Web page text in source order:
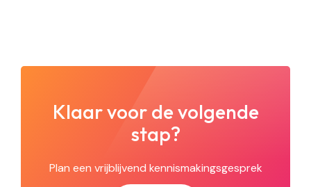
Klaar voor de volgende
stap?
Plan een vrijblijvend kennismakingsgesprek